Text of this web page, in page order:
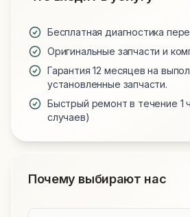
Бесплатная диагностика
Оригинальные запчасти и
Гарантия 12 месяцев на
установленные запчасти.
Быстрый ремонт в течение 1
случаев)
Почему выбирают нас